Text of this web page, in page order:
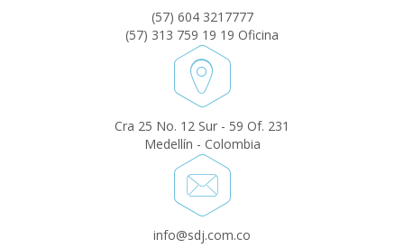
(57) 604 3217777
(57) 313 759 19 19 Oficina
Cra 25 No. 12 Sur - 59 Of. 231
Medellín - Colombia
info@sdj.com.co